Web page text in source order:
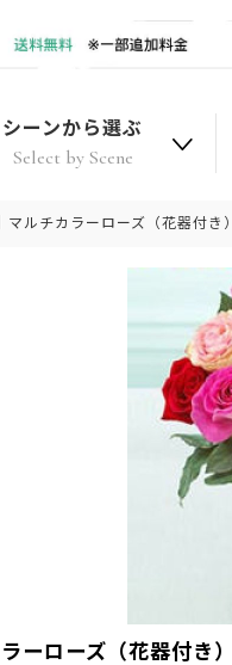
シーンから選ぶ
Select by Scene
マルチカラーローズ（花器付き）
ーローズ（花器付き）